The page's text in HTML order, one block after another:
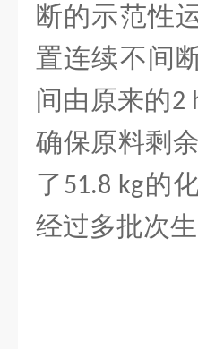
断的示范性
置连续不间
间由原来的2
确保原料剩
了51.8 kg的
经过多批次